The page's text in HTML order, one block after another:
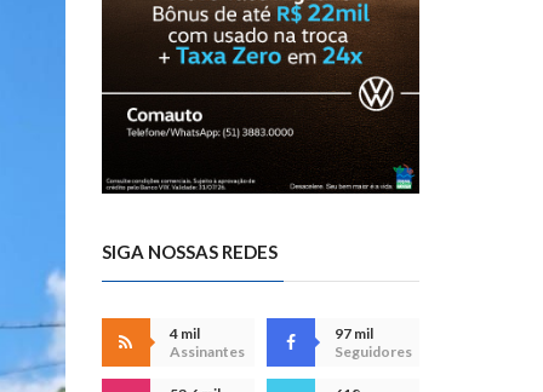
SIGA NOSSAS REDES
4 mil
Assinantes
97 mil
Seguidores